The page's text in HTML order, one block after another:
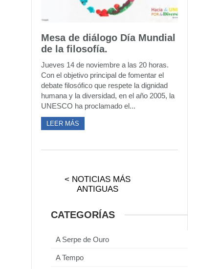
Mesa de diálogo Día Mundial
de la filosofía.
Jueves 14 de noviembre a las 20 horas.
Con el objetivo principal de fomentar el
debate filosófico que respete la dignidad
humana y la diversidad, en el año 2005, la
UNESCO ha proclamado el...
LEER MÁS
< NOTICIAS MÁS
ANTIGUAS
CATEGORÍAS
A Serpe de Ouro
A Tempo